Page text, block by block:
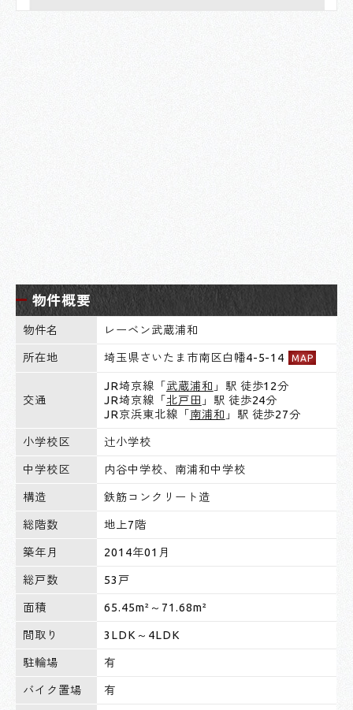
物件概要
物件名 レーベン武蔵浦和
所在地 埼玉県さいたま市南区白幡4-5-14 MAP
交通
JR埼京線「武蔵浦和 」駅 徒歩12分
JR埼京線「北戸田 」駅 徒歩24分
JR京浜東北線「南浦和 」駅 徒歩27分
小学校区 辻小学校
中学校区 内谷中学校、南浦和中学校
構造 鉄筋コンクリート造
総階数 地上7階
築年月 2014年01月
総戸数 53戸
面積 65.45m²～71.68m²
間取り 3LDK～4LDK
駐輪場 有
バイク置場 有